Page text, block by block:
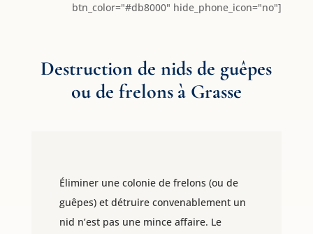
btn_color="#db8000" hide_phone_icon="no"]
Destruction de nids de guêpes
ou de frelons à Grasse
Éliminer une colonie de frelons (ou de
guêpes) et détruire convenablement un
nid n’est pas une mince affaire. Le